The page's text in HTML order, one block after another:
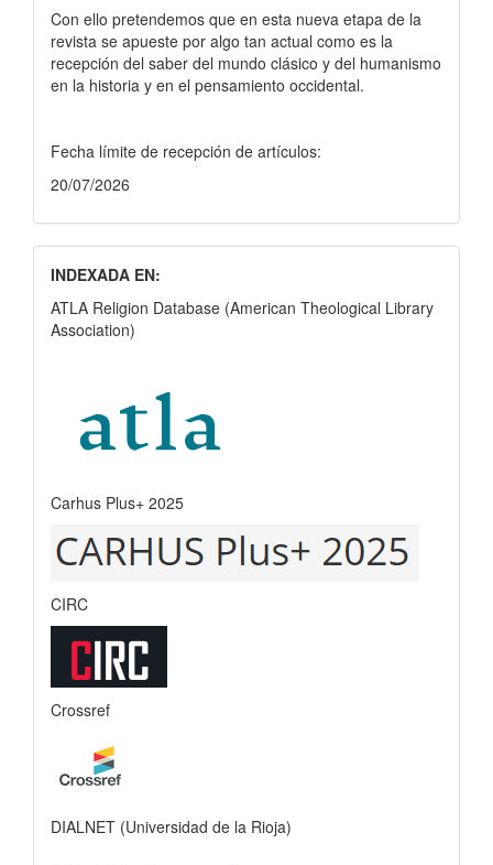
Con ello pretendemos que en esta nueva etapa de la
revista se apueste por algo tan actual como es la
recepción del saber del mundo clásico y del humanismo
en la historia y en el pensamiento occidental.
Fecha límite de recepción de artículos:
20/07/2026
INDEXADA EN:
ATLA Religion Database (American Theological Library
Association)
Carhus Plus+ 2025
CIRC
Crossref
DIALNET (Universidad de la Rioja)